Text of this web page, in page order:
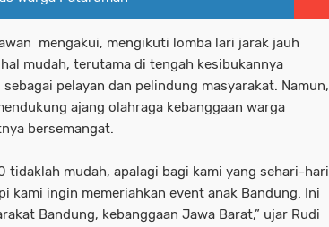
mengakui, mengikuti lomba lari jarak jauh
mudah, terutama di tengah kesibukannya
pelayan dan pelindung masyarakat. Namun,
ajang olahraga kebanggaan warga
bersemangat.
tidaklah mudah, apalagi bagi kami yang sehari-hari
kami ingin memeriahkan event anak Bandung. Ini
Bandung, kebanggaan Jawa Barat,” ujar Rudi